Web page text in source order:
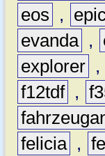
eos
,
evanda ,
explorer ,
f12tdf ,
felicia ,